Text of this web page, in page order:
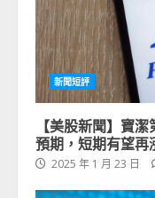
新聞短評
【美股新聞】寶
預期，短期有望再
2025 年 1 月 23 日